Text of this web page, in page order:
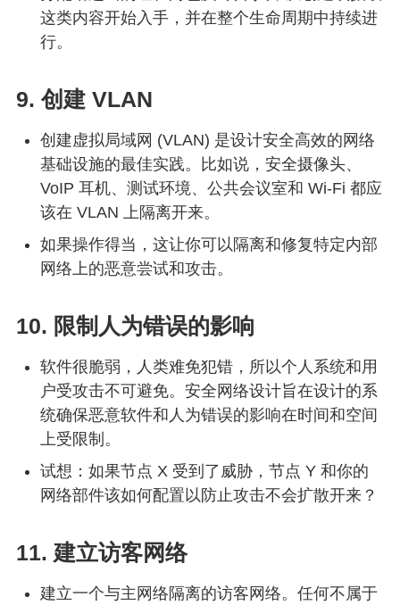
这类内容开始入手，并在整个生命周期中持续进
行。
9. 创建 VLAN
创建虚拟局域网 (VLAN) 是设计安全高效的网络
基础设施的最佳实践。比如说，安全摄像头、
VoIP 耳机、测试环境、公共会议室和 Wi-Fi 都应
该在 VLAN 上隔离开来。
如果操作得当，这让你可以隔离和修复特定内部
网络上的恶意尝试和攻击。
10. 限制人为错误的影响
软件很脆弱，人类难免犯错，所以个人系统和用
户受攻击不可避免。安全网络设计旨在设计的系
统确保恶意软件和人为错误的影响在时间和空间
上受限制。
试想：如果节点 X 受到了威胁，节点 Y 和你的
网络部件该如何配置以防止攻击不会扩散开来？
11. 建立访客网络
建立一个与主网络隔离的访客网络。任何不属于